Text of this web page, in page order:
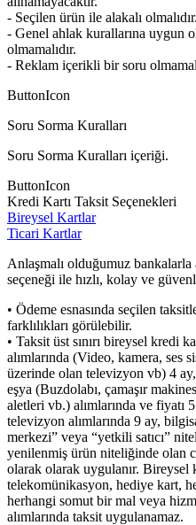
- Seçilen ürün ile alakalı olmalıdır.
- Genel ahlak kurallarına uygun
olmamalıdır.
- Reklam içerikli bir soru
ButtonIcon
Soru Sorma Kuralları
Soru Sorma Kuralları içeriği.
ButtonIcon
Kredi Kartı Taksit Seçenekleri
Bireysel Kartlar
Ticari Kartlar
Anlaşmalı olduğumuz
seçeneği ile hızlı, kolay ve
• Ödeme esnasında seçilen
farklılıkları görülebilir.
• Taksit üst sınırı bireysel kredi
alımlarında (Video, kamera, ses
üzerinde olan televizyon vb) 4
eşya (Buzdolabı, çamaşır
aletleri vb.) alımlarında ve fiyatı
televizyon alımlarında 9 ay,
merkezi” veya “yetkili satıcı”
yenilenmiş ürün niteliğinde olan
olarak olarak uygulanır. Bireysel
telekomünikasyon, hediye kart,
herhangi somut bir mal veya
alımlarında taksit uygulanamaz.